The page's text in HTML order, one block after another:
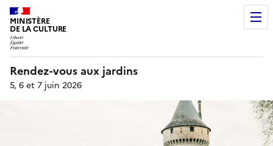
MINISTÈRE
DE LA CULTURE
Rendez-vous aux jardins
5, 6 et 7 juin 2026